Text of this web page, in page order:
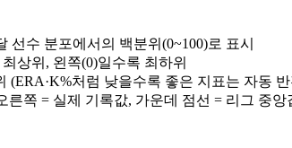
선수 분포에서의 백분위(0~100)로 표시
상위, 왼쪽(0)일수록 최하위
(ERA·K%처럼 낮을수록 좋은 지표는 자동
른쪽 = 실제 기록값, 가운데 점선 = 리그 중앙